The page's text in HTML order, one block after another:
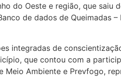
do Oeste e região, que
de dados de Queimadas
integradas de
que contou com a
Meio Ambiente e Prevfogo,